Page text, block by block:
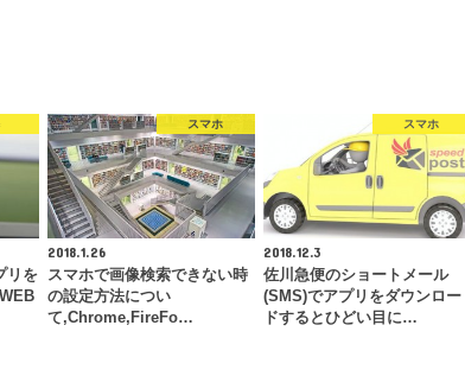
リを
スマホ
2018.1.26
スマホで画像検索できない時
の設定方法につい
て,Chrome,FireFo…
スマホ
2018.12.3
佐川急便のショートメール
(SMS)でアプリをダウンロー
ドするとひどい目に…